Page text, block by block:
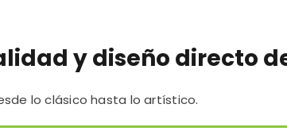
y diseño directo
lo clásico hasta lo artístico.